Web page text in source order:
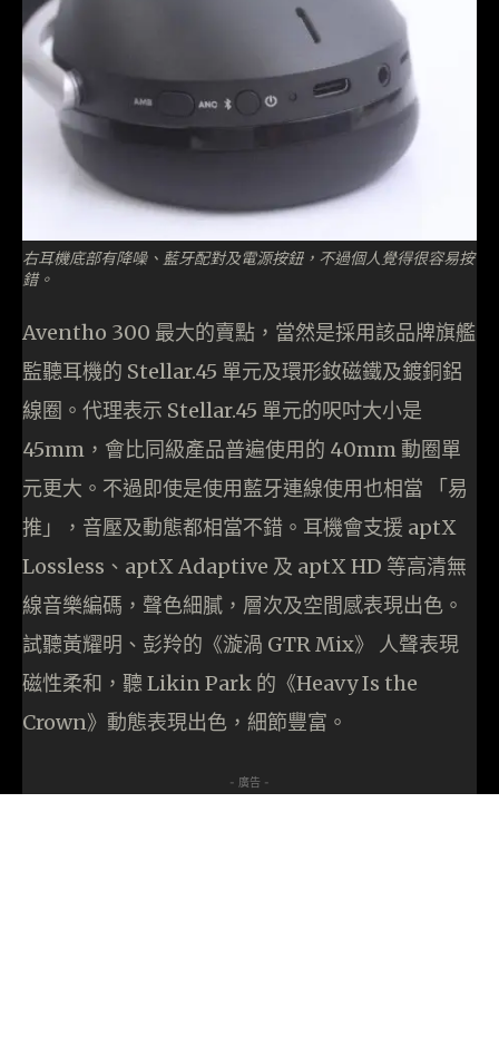
右耳機底部有降噪、藍牙配對及電源按鈕，不過個人覺得很容易按
錯。
Aventho 300 最大的賣點，當然是採用該品牌旗艦
監聽耳機的 Stellar.45 單元及環形釹磁鐵及鍍銅鋁
線圈。代理表示 Stellar.45 單元的呎吋大小是
45mm，會比同級產品普遍使用的 40mm 動圈單
元更大。不過即使是使用藍牙連線使用也相當 「易
推」，音壓及動態都相當不錯。耳機會支援 aptX
Lossless、aptX Adaptive 及 aptX HD 等高清無
線音樂編碼，聲色細膩，層次及空間感表現出色。
試聽黃耀明、彭羚的《漩渦 GTR Mix》 人聲表現
磁性柔和，聽 Likin Park 的《Heavy Is the
Crown》動態表現出色，細節豐富。
- 廣告 -